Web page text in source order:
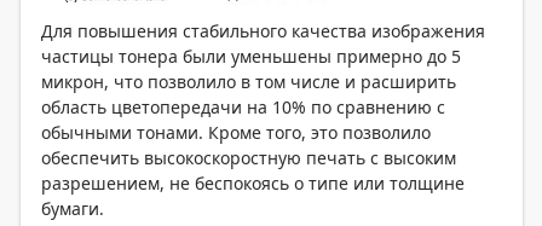
Для повышения стабильного качества изображения
частицы тонера были уменьшены примерно до 5
микрон, что позволило в том числе и расширить
область цветопередачи на 10% по сравнению с
обычными тонами. Кроме того, это позволило
обеспечить высокоскоростную печать с высоким
разрешением, не беспокоясь о типе или толщине
бумаги.